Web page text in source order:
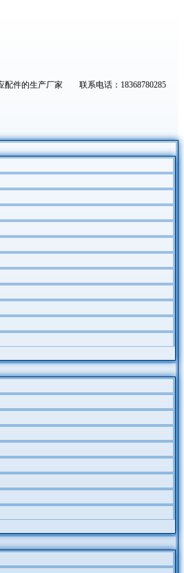
应配件的生产厂家 联系电话：18368780285